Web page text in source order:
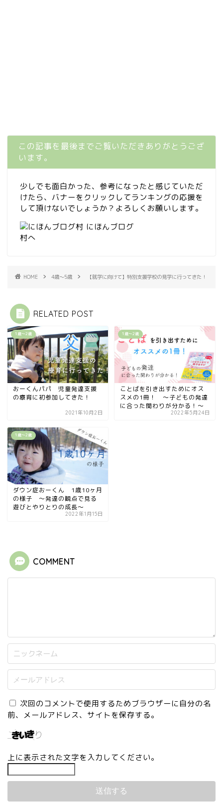
この記事を最後までご覧いただきありがとうござ
います。
少しでも面白かった、参考になったと感じていただ
けたら、バナーをクリックしてランキングの応援を
して頂けないでしょうか？よろしくお願いします。
HOME 4歳〜5歳 【就学に向けて】特別支援学校の見学に行ってきた！
RELATED POST
1歳〜2歳
おーくんパパ 児童発達支援
の療育に初参加してきた！
2021年10月2日
1歳〜2歳
ことばを引き出すためにオス
スメの1冊！ 〜子どもの発達
に合った関わりが分かる！〜
2022年5月24日
1歳〜2歳
ダウン症おーくん 1歳10ヶ月
の様子 〜発達の観点で見る
遊びとやりとりの成長〜
2022年1月15日
COMMENT
次回のコメントで使用するためブラウザーに自分の名
前、メールアドレス、サイトを保存する。
上に表示された文字を入力してください。